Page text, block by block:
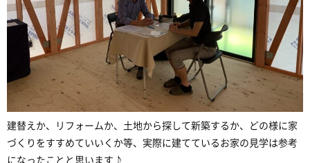
建替えか、リフォームか、土地から探して新築するか、どの様に家
づくりをすすめていいくか等、実際に建てているお家の見学は参考
になったことと思います♪